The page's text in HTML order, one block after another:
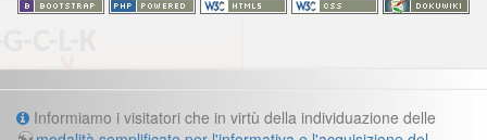
Informazioni
Informiamo i visitatori che in virtù della individuazione delle